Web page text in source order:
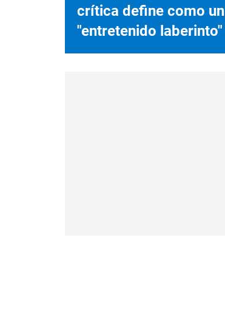
crítica define como un
"entretenido laberinto"